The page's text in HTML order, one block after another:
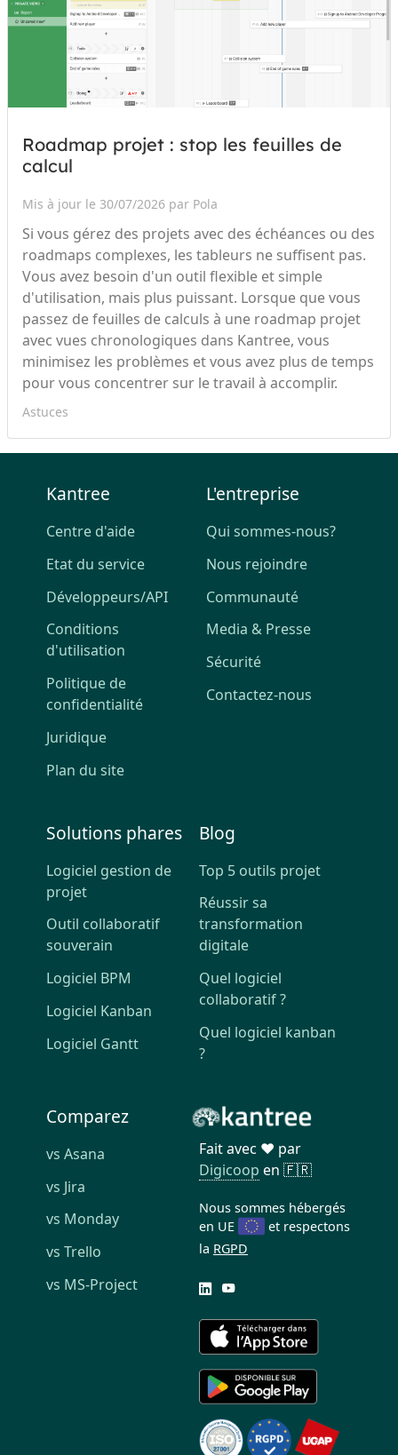
Roadmap projet : stop les feuilles de
calcul
Mis à jour le 30/07/2026 par Pola
Si vous gérez des projets avec des échéances ou des
roadmaps complexes, les tableurs ne suffisent pas.
Vous avez besoin d'un outil flexible et simple
d'utilisation, mais plus puissant. Lorsque que vous
passez de feuilles de calculs à une roadmap projet
avec vues chronologiques dans Kantree, vous
minimisez les problèmes et vous avez plus de temps
pour vous concentrer sur le travail à accomplir.
Astuces
Kantree
Centre d'aide
Etat du service
Développeurs/API
Conditions
d'utilisation
Politique de
confidentialité
Juridique
Plan du site
L'entreprise
Qui sommes-nous?
Nous rejoindre
Communauté
Media & Presse
Sécurité
Contactez-nous
Solutions phares
Logiciel gestion de
projet
Outil collaboratif
souverain
Logiciel BPM
Logiciel Kanban
Logiciel Gantt
Blog
Top 5 outils projet
Réussir sa
transformation
digitale
Quel logiciel
collaboratif ?
Quel logiciel kanban
?
Comparez
vs Asana
vs Jira
vs Monday
vs Trello
vs MS-Project
Fait avec ❤️ par
Digicoop en 🇫🇷
Nous sommes hébergés
en UE
et respectons
la RGPD